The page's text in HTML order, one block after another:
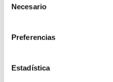
información sobre la política
Para obtener más
privacidad.
Necesario
Preferencias
Estadística
tapas se
aceitunas o
elaborada.